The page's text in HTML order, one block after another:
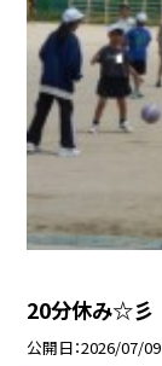
20分休み☆彡
公開日 2026/07/09